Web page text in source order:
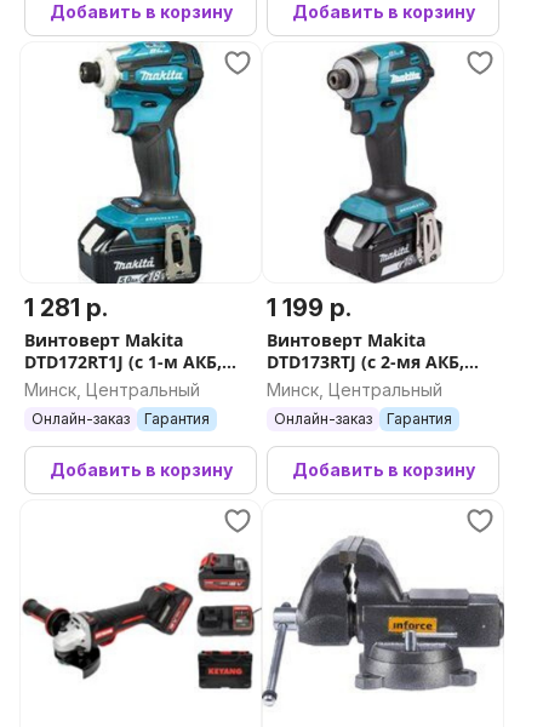
Добавить в корзину Добавить в корзину
1 281 р.
Винтоверт Makita
DTD172RT1J (с 1-м АКБ,
кейс)
Минск, Центральный
Онлайн-заказ Гарантия
Добавить в корзину
1 199 р.
Винтоверт Makita
DTD173RTJ (с 2-мя АКБ,
кейс)
Минск, Центральный
Онлайн-заказ Гарантия
Добавить в корзину